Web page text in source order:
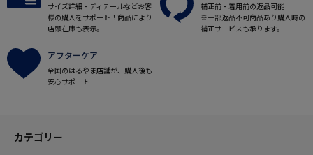
サイズ詳細・ディテールなどお客
様の購入をサポート！商品により
店頭在庫も表示。
補正前・着用前の返品可能
※一部返品不可商品あり購入時の
補正サービスも承ります。
アフターケア
全国のはるやま店舗が、購入後も
安心サポート
カテゴリー